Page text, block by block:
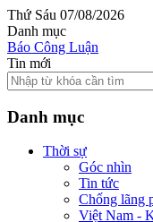
Thứ Sáu 07/08/2026
Danh mục
Báo Công Luận
Tin mới
Danh mục
Thời sự
Góc nhìn
Tin tức
Chống lãng
Việt Nam -